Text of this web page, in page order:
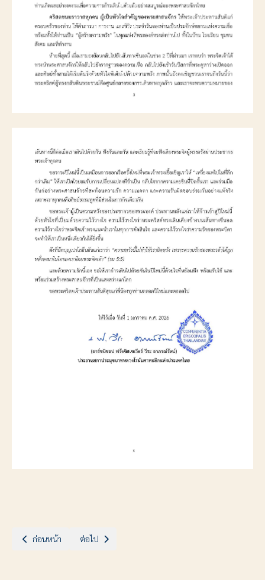
เนื้อหาก่อนหน้า: ประกาศสภาประมุขบาทหลวงโรมันคาทอลิกแห่งประเทศ
ก่อนหน้า เนื้อหาถัดไป: สาส์นอภิบาลสภาประมุขบาทหลวงโรมันค
ต่อไป